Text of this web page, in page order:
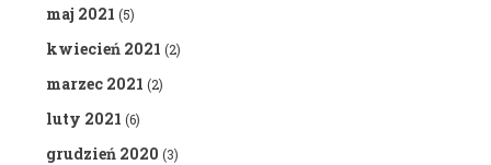
maj 2021 (5)
kwiecień 2021 (2)
marzec 2021 (2)
luty 2021 (6)
grudzień 2020 (3)